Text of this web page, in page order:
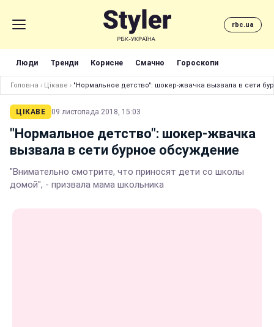
rbc.ua
Люди Тренди Корисне Смачно Гороскопи
Головна › Цікаве › "Нормальное детство": шокер-жвачка вызвала в сети
ЦІКАВЕ 09 листопада 2018, 15:03
"Нормальное детство": шокер-жвачка
вызвала в сети бурное обсуждение
"Внимательно смотрите, что приносят дети со школы
домой", - призвала мама школьника